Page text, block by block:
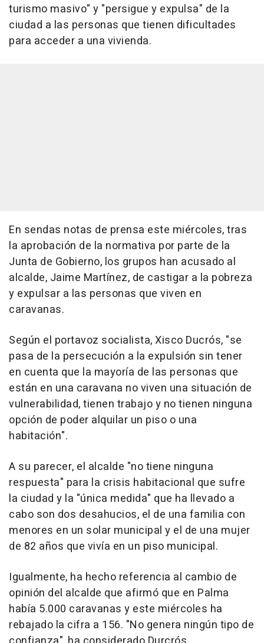
turismo masivo" y "persigue y expulsa" de la
ciudad a las personas que tienen dificultades
para acceder a una vivienda.
En sendas notas de prensa este miércoles, tras
la aprobación de la normativa por parte de la
Junta de Gobierno, los grupos han acusado al
alcalde, Jaime Martínez, de castigar a la pobreza
y expulsar a las personas que viven en
caravanas.
Según el portavoz socialista, Xisco Ducrós, "se
pasa de la persecución a la expulsión sin tener
en cuenta que la mayoría de las personas que
están en una caravana no viven una situación de
vulnerabilidad, tienen trabajo y no tienen ninguna
opción de poder alquilar un piso o una
habitación".
A su parecer, el alcalde "no tiene ninguna
respuesta" para la crisis habitacional que sufre
la ciudad y la "única medida" que ha llevado a
cabo son dos desahucios, el de una familia con
menores en un solar municipal y el de una mujer
de 82 años que vivía en un piso municipal.
Igualmente, ha hecho referencia al cambio de
opinión del alcalde que afirmó que en Palma
había 5.000 caravanas y este miércoles ha
rebajado la cifra a 156. "No genera ningún tipo de